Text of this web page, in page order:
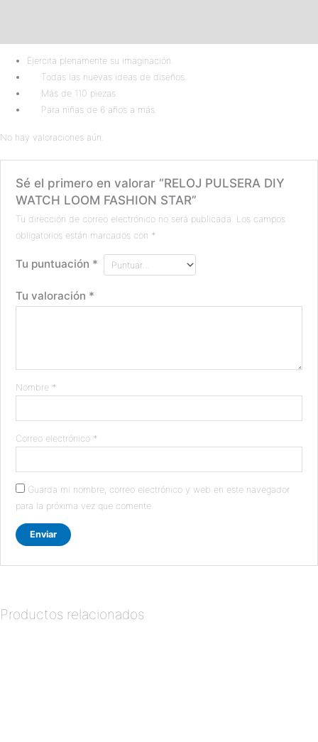
Ejercita plenamente su imaginación.
Todas las nuevas ideas de diseños.
Más de 110 piezas.
Para niñas de 6 años a más.
No hay valoraciones aún.
Sé el primero en valorar “RELOJ PULSERA DIY
WATCH LOOM FASHION STAR”
Tu dirección de correo electrónico no será publicada. Los campos
obligatorios están marcados con *
Tu puntuación *
Tu valoración *
Nombre *
Correo electrónico *
Guarda mi nombre, correo electrónico y web en este navegador
para la próxima vez que comente.
Productos relacionados